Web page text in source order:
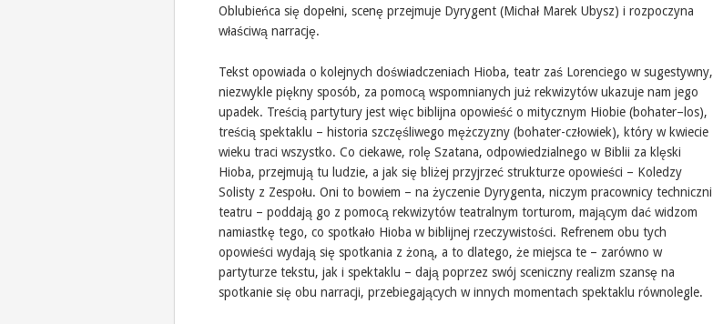
Oblubieńca się dopełni, scenę przejmuje Dyrygent (Michał Marek Ubysz) i rozpoczyna
właściwą narrację.
Tekst opowiada o kolejnych doświadczeniach Hioba, teatr zaś Lorenciego w sugestywny,
niezwykle piękny sposób, za pomocą wspomnianych już rekwizytów ukazuje nam jego
upadek. Treścią partytury jest więc biblijna opowieść o mitycznym Hiobie (bohater–los),
treścią spektaklu – historia szczęśliwego mężczyzny (bohater-człowiek), który w kwiecie
wieku traci wszystko. Co ciekawe, rolę Szatana, odpowiedzialnego w Biblii za klęski
Hioba, przejmują tu ludzie, a jak się bliżej przyjrzeć strukturze opowieści – Koledzy
Solisty z Zespołu. Oni to bowiem – na życzenie Dyrygenta, niczym pracownicy techniczni
teatru – poddają go z pomocą rekwizytów teatralnym torturom, mającym dać widzom
namiastkę tego, co spotkało Hioba w biblijnej rzeczywistości. Refrenem obu tych
opowieści wydają się spotkania z żoną, a to dlatego, że miejsca te – zarówno w
partyturze tekstu, jak i spektaklu – dają poprzez swój sceniczny realizm szansę na
spotkanie się obu narracji, przebiegających w innych momentach spektaklu równolegle.